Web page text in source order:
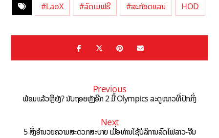
#LaoX #ລົດເມຟຣີ #ສະກັອດແລນ HOD
Previous
ພ້ອມແລ້ວຫຼືຍັງ? ນັບຖອຍຫຼັງອີກ 2 ມື້ Olympics ລະດູໜາວທີ່ປັກກິ່ງ
Next
5 ສິ່ງອໍານວຍຄວາມສະດວກສະບາຍ ເມື່ອທ່ານໃຊ້ບໍລິການລົດໄຟລາວ-ຈີນ